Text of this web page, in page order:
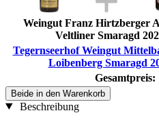
Weingut Franz Hirtzberger
Veltliner Smaragd
Tegernseerhof Weingut
Loibenberg Smaragd
Gesamtpreis:
Beide in den Warenkorb
Beschreibung